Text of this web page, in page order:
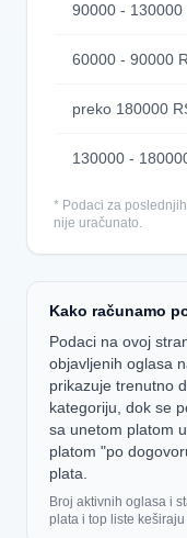
90000 - 130000
60000 - 90000
preko 180000
130000 -
* Podaci za
nije uračunato.
Kako računamo
Podaci na ovoj
objavljenih oglasa
prikazuje trenutno
kategoriju, dok se
sa unetom platom
platom "po
plata.
Broj aktivnih oglasa i
plata i top liste